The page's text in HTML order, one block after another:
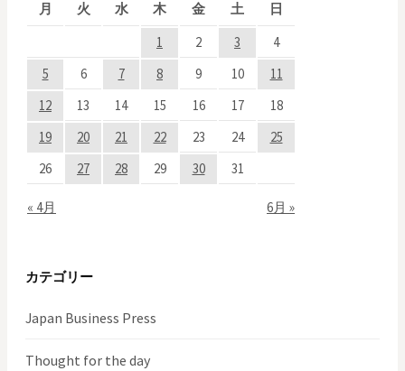
月 火 水 木 金 土 日
« 4月 6月 »
1 2 3
4
5
6 7 8 9 10
11
12
13 14 15 16 17
18
19
20 21 22 23 24
25
26
27 28 29 30 31
カテゴリー
Japan Business Press
Thought for the day